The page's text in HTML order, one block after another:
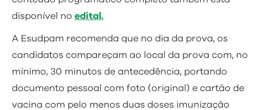
disponível no edital.
A Esudpam recomenda que no dia da prova, os
candidatos compareçam ao local da prova com, no
mínimo, 30 minutos de antecedência, portando
documento pessoal com foto (original) e cartão de
vacina com pelo menos duas doses imunização